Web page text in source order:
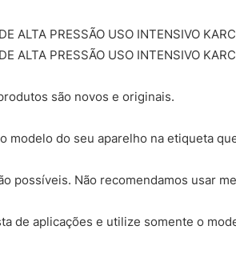
ALTA PRESSÃO USO INTENSIVO
ALTA PRESSÃO USO INTENSIVO
são novos e originais.
modelo do seu aparelho na etiqueta
possíveis. Não recomendamos usar
de aplicações e utilize somente o